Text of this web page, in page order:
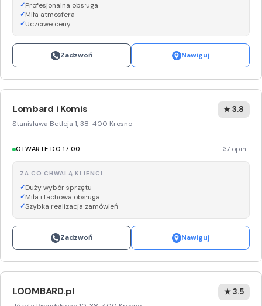
Profesjonalna obsługa
Miła atmosfera
Uczciwe ceny
Zadzwoń Nawiguj
Lombard i Komis
Stanisława Betleja 1, 38-400 Krosno
★ 3.8
OTWARTE DO 17:00 37 opinii
ZA CO CHWALĄ KLIENCI
Duży wybór sprzętu
Miła i fachowa obsługa
Szybka realizacja zamówień
Zadzwoń Nawiguj
LOOMBARD.pl ★ 3.5